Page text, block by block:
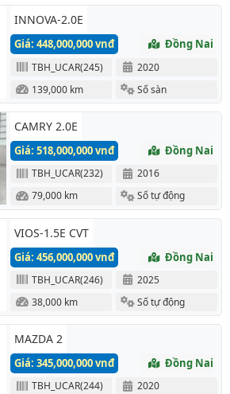
INNOVA-2.0E
Giá: 448,000,000 vnđ Đồng Nai
TBH_UCAR(245)
2020
139,000 km
Số sàn
CAMRY 2.0E
Giá: 518,000,000 vnđ Đồng Nai
TBH_UCAR(232)
2016
79,000 km
Số tự động
VIOS-1.5E CVT
Giá: 456,000,000 vnđ Đồng Nai
TBH_UCAR(246)
2025
38,000 km
Số tự động
MAZDA 2
Giá: 345,000,000 vnđ Đồng Nai
TBH_UCAR(244)
2020